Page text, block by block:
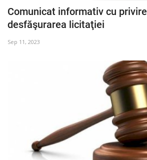
Istorie
Contacte
Login
Comunicat informativ cu
desfăşurarea licitaţiei
Sep 11, 2023